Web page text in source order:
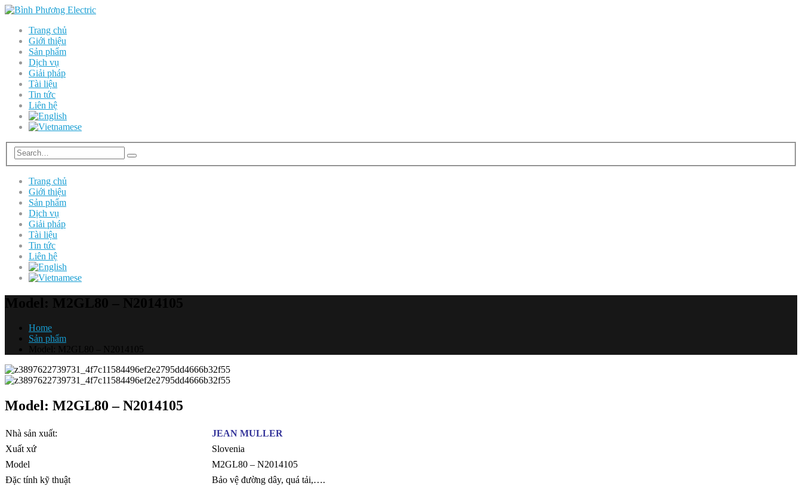
Trang chủ
Giới thiệu
Sản phẩm
Dịch vụ
Giải pháp
Tài liệu
Tin tức
Liên hệ
Trang chủ
Giới thiệu
Sản phẩm
Dịch vụ
Giải pháp
Tài liệu
Tin tức
Liên hệ
Home
Sản phẩm
Model: M2GL80 – N2014105
Nhà sản xuất:
JEAN MULLER
Xuất xứ
Slovenia
Model
M2GL80 – N2014105
Đặc tính kỹ thuật
Bảo vệ đường dây, quá tải,….